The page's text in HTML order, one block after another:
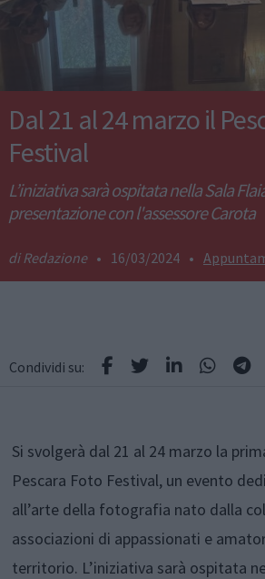
Dal 21 al 24 marzo il
Festival
L’iniziativa sarà ospitata nella Sala
presentazione con l'assessore Carota
Redazione • 16/03/2024 •
Condividi su:
Si svolgerà dal 21 al 24 marzo la
Pescara Foto Festival, un evento
all’arte della fotografia nato dalla
associazioni di appassionati e
territorio. L’iniziativa sarà ospitata